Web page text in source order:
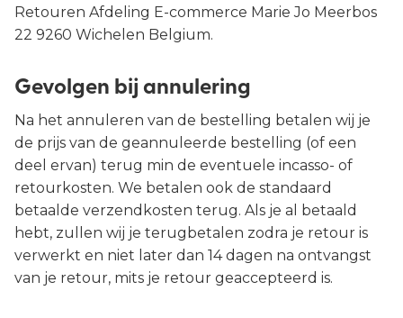
Retouren Afdeling E-commerce Marie Jo Meerbos
22 9260 Wichelen Belgium.
Gevolgen bij annulering
Na het annuleren van de bestelling betalen wij je
de prijs van de geannuleerde bestelling (of een
deel ervan) terug min de eventuele incasso- of
retourkosten. We betalen ook de standaard
betaalde verzendkosten terug. Als je al betaald
hebt, zullen wij je terugbetalen zodra je retour is
verwerkt en niet later dan 14 dagen na ontvangst
van je retour, mits je retour geaccepteerd is.